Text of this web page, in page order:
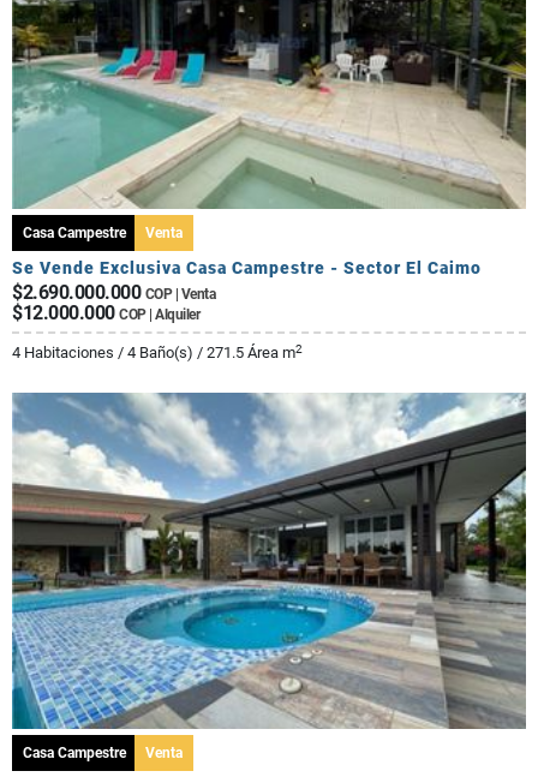
Casa Campestre Venta
Se Vende Exclusiva Casa Campestre - Sector El Caimo
$2.690.000.000 COP | Venta
$12.000.000 COP | Alquiler
4 Habitaciones / 4 Baño(s) / 271.5 Área m2
Casa Campestre Venta